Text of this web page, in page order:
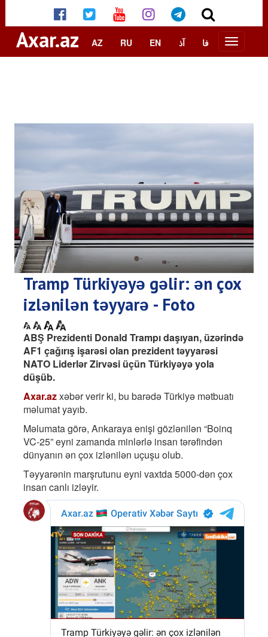
Axar.az AZ RU EN آذ فا
Tramp Türkiyəyə gəlir: ən çox
izlənilən təyyarə - Foto
ABŞ Prezidenti Donald Trampı daşıyan, üzərində
AF1 çağırış işarəsi olan prezident təyyarəsi
NATO Liderlər Zirvəsi üçün Türkiyəyə yola
düşüb.
Axar.azxəbər verir ki, bu barədə Türkiyə mətbuatı
məlumat yayıb.
Məlumata görə, Ankaraya enişi gözlənilən “Boinq
VC-25” eyni zamanda minlərlə insan tərəfindən
dünyanın ən çox izlənilən uçuşu olub.
Təyyarənin marşrutunu eyni vaxtda 5000-dən çox
insan canlı izləyir.